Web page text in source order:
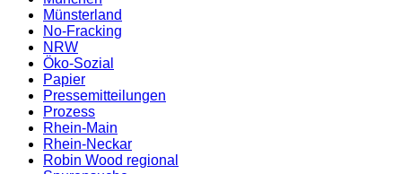
Münsterland
No-Fracking
NRW
Öko-Sozial
Papier
Pressemitteilungen
Prozess
Rhein-Main
Rhein-Neckar
Robin Wood regional